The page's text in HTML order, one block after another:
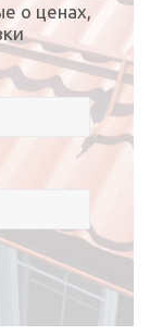
о ценах,